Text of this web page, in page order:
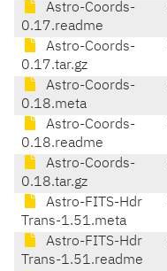
Astro-Coords-
0.17.readme
Astro-Coords-
0.17.tar.gz
Astro-Coords-
0.18.meta
Astro-Coords-
0.18.readme
Astro-Coords-
0.18.tar.gz
Astro-FITS-Hdr
Trans-1.51.meta
Astro-FITS-Hdr
Trans-1.51.readme